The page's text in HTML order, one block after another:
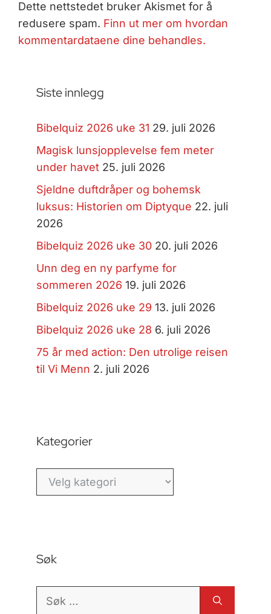
Dette nettstedet bruker Akismet for å
redusere spam. Finn ut mer om hvordan
kommentardataene dine behandles.
Siste innlegg
Bibelquiz 2026 uke 31 29. juli 2026
Magisk lunsjopplevelse fem meter
under havet 25. juli 2026
Sjeldne duftdråper og bohemsk
luksus: Historien om Diptyque 22. juli
2026
Bibelquiz 2026 uke 30 20. juli 2026
Unn deg en ny parfyme for
sommeren 2026 19. juli 2026
Bibelquiz 2026 uke 29 13. juli 2026
Bibelquiz 2026 uke 28 6. juli 2026
75 år med action: Den utrolige reisen
til Vi Menn 2. juli 2026
Kategorier
Kategorier
Søk
Søk